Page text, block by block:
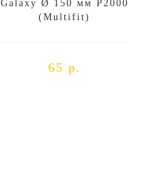
Galaxy Ø 150 мм P2000
(Multifit)
65 р.